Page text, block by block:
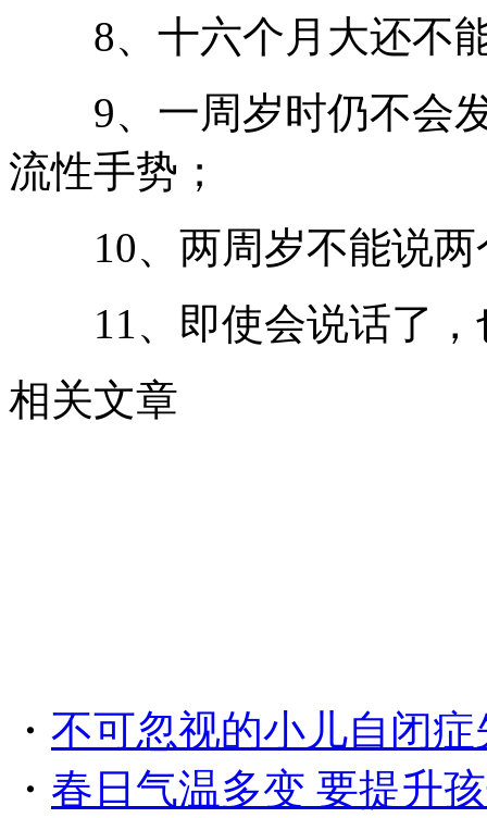
8、十六个月大还不
9、一周岁时仍不会发
流性手势；
10、两周岁不能说两
11、即使会说话了，
相关文章
・ 不可忽视的小儿自闭症
・ 春日气温多变 要提升